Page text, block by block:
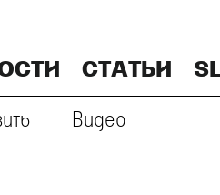
СТАТЬИ
Видео